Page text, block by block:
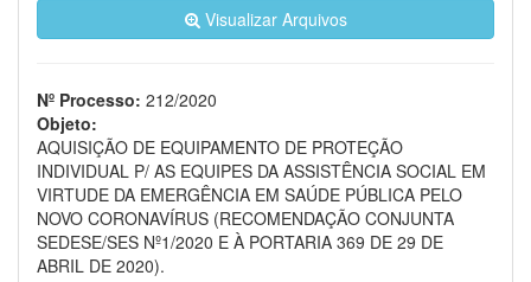
Visualizar Arquivos
Nº Processo: 212/2020
Objeto:
AQUISIÇÃO DE EQUIPAMENTO DE PROTEÇÃO
INDIVIDUAL P/ AS EQUIPES DA ASSISTÊNCIA SOCIAL EM
VIRTUDE DA EMERGÊNCIA EM SAÚDE PÚBLICA PELO
NOVO CORONAVÍRUS (RECOMENDAÇÃO CONJUNTA
SEDESE/SES Nº1/2020 E À PORTARIA 369 DE 29 DE
ABRIL DE 2020).